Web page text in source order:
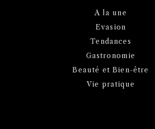
A la une
Evasion
Tendances
Gastronomie
Beauté et Bien-être
Vie pratique